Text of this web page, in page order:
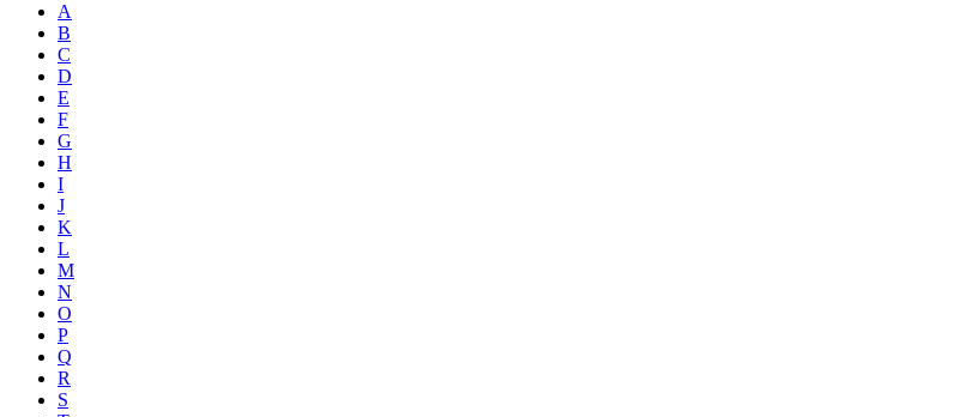
A
B
C
D
E
F
G
H
I
J
K
L
M
N
O
P
Q
R
S